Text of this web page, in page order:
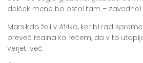
delček mene bo ostal tam – zavedno!
Marsikdo želi v Afriko, ker bi rad
preveč realna ko rečem, da v to
verjeti več.